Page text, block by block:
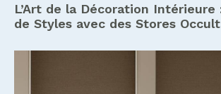
L’Art de la Décoration
de Styles avec des Stores